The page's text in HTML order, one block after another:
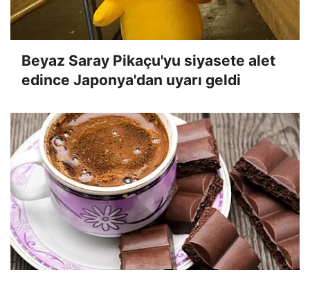
Beyaz Saray Pikaçu'yu siyasete alet
edince Japonya'dan uyarı geldi